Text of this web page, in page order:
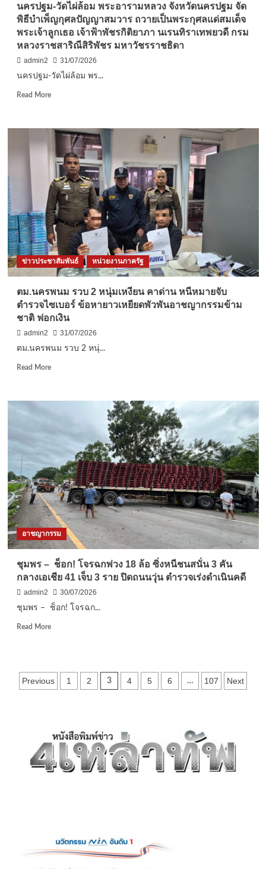
ฟ
วัด
พัง
ม่วง
นครปฐม-วัดไผ่ล้อม พระอารามหลวง จังหวัดนครปฐม จัด
พิธีบำเพ็ญกุศลปัญญาสมวาร ถวายเป็นพระกุศลแด่สมเด็จ
พระเจ้าลูกเธอ เจ้าฟ้าพัชรกิติยาภา นเรนทิราเทพยวดี กรม
หลวงราชสาริณีสิริพัชร มหาวัชรราชธิดา
admin2
31/07/2026
นครปฐม-วัดไผ่ล้อม พร...
Read MoreRead
นครปฐม-
ล้อม
อาราม
หลวง
จังหวัด
นครปฐม
จัด
พิธี
บำเพ็ญ
กุศล
ปัญญา
วาร
ถวาย
เป็น
พระ
แด่
ยาภา
นเร
นทิ
รา
เทพย
วดี
กรม
หลวง
ราช
ริณี
สิริ
พัชร
มหา
วัชร
ข่าวประชาสัมพันธ์ หน่วยงานภาครัฐ
ตม.นครพนม รวบ 2 หนุ่มเหงียน คาด่าน หนีหมายจับ
ตำรวจไซเบอร์ ข้อหายาวเหยียดพัวพันอาชญากรรมข้าม
ชาติ ฟอกเงิน
admin2
31/07/2026
ตม.นครพนม รวบ 2 หนุ่...
Read MoreRead
ตม.นครพนม
ยน
คา
ด่าน
หนี
หมาย
จับ
ตำรวจ
ไซเบอร์
ข้อหา
ยาว
เหยียด
พัวพัน
อาชญากรรม
ข้าม
ฟอก
อาชญากรรม
ชุมพร – ช็อก! โจรฉกพ่วง 18 ล้อ ซิ่งหนีชนสนั่น 3 คัน
กลางเอเชีย 41 เจ็บ 3 ราย ปิดถนนวุ่น ตำรวจเร่งดำเนินคดี
admin2
30/07/2026
ชุมพร – ช็อก! โจรฉก...
Read MoreRead
ช็อก!
ล้อ
ซิ่ง
หนี
ชน
41
เจ็บ
Posts
Previous 1 2 3 4 5 6 … 107 Next